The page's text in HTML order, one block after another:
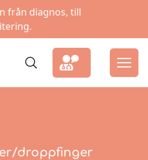
från diagnos, till
droppfinger